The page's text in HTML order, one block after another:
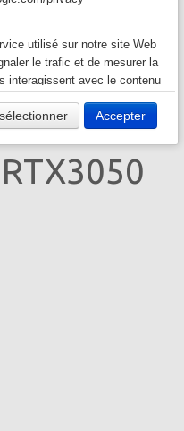
utilisé sur notre site Web
le trafic et de mesurer la
interagissent avec le contenu
Ads pour afficher du
vous acceptez les
ads?hl=fr
Accepter